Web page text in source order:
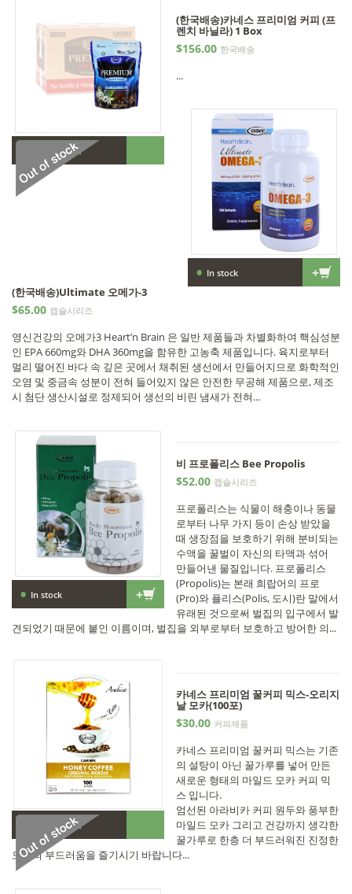
Out of stock
(한국배송)카네스 프리미엄 커피 (프
렌치 바닐라) 1 Box
$156.00 한국배송
...
+
• In stock
(한국배송)Ultimate 오메가-3
$65.00 캡슐시리즈
영신건강의 오메가3 Heart’n Brain 은 일반 제품들과 차별화하여 핵심성분
인 EPA 660mg와 DHA 360mg을 함유한 고농축 제품입니다. 육지로부터
멀리 떨어진 바다 속 깊은 곳에서 채취된 생선에서 만들어지므로 화학적인
오염 및 중금속 성분이 전혀 들어있지 않은 안전한 무공해 제품으로, 제조
시 첨단 생산시설로 정제되어 생선의 비린 냄새가 전혀...
+
• In stock
비 프로폴리스 Bee Propolis
$52.00 캡슐시리즈
프로폴리스는 식물이 해충이나 동물
로부터 나무 가지 등이 손상 받았을
때 생장점을 보호하기 위해 분비되는
수액을 꿀벌이 자신의 타액과 섞어
만들어낸 물질입니다. 프로폴리스
(Propolis)는 본래 희랍어의 프로
(Pro)와 플리스(Polis, 도시)란 말에서
유래된 것으로써 벌집의 입구에서 발
견되었기 때문에 붙인 이름이며, 벌집을 외부로부터 보호하고 방어한 의...
Out of stock
카네스 프리미엄 꿀커피 믹스-오리지
날 모카(100포)
$30.00 커피제품
카네스 프리미엄 꿀커피 믹스는 기존
의 설탕이 아닌 꿀가루를 넣어 만든
새로운 형태의 마일드 모카 커피 믹
스 입니다.
엄선된 아라비카 커피 원두와 풍부한
마일드 모카 그리고 건강까지 생각한
꿀가루로 한층 더 부드러워진 진정한
모카의 부드러움을 즐기시기 바랍니다...